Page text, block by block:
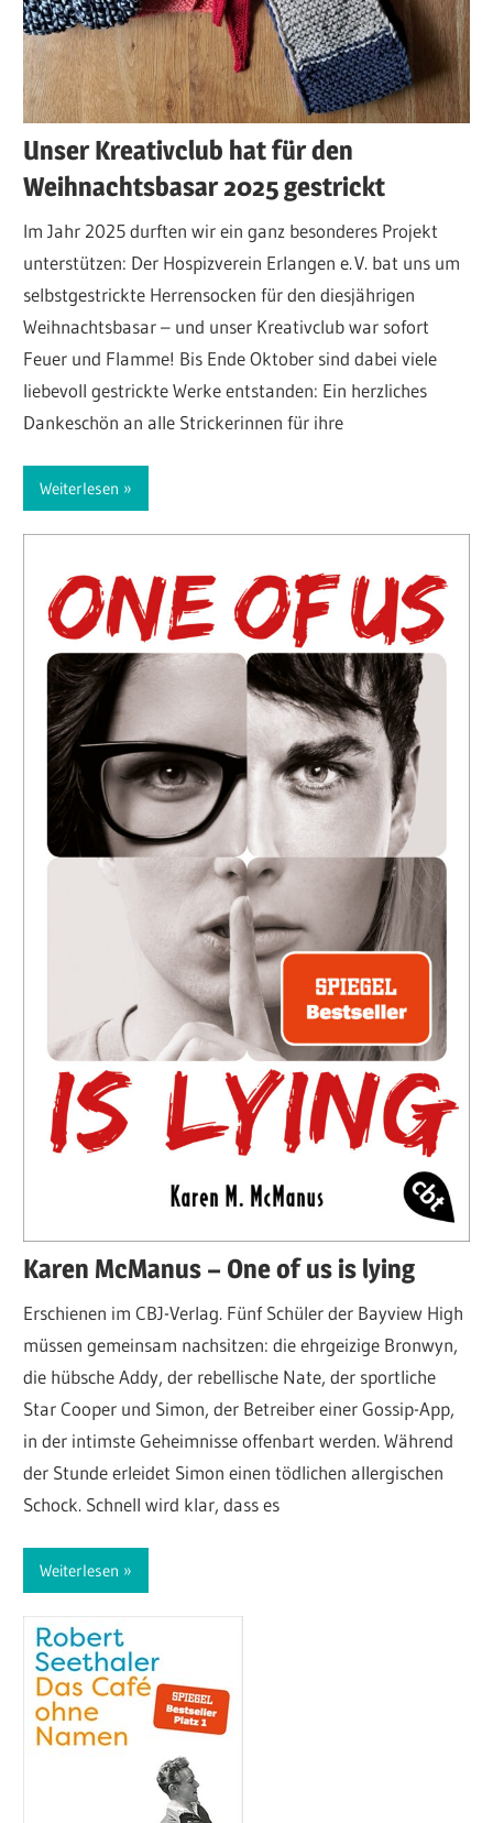
Unser Kreativclub hat für den
Weihnachtsbasar 2025 gestrickt
Im Jahr 2025 durften wir ein ganz besonderes Projekt
unterstützen: Der Hospizverein Erlangen e. V. bat uns um
selbstgestrickte Herrensocken für den diesjährigen
Weihnachtsbasar – und unser Kreativclub war sofort
Feuer und Flamme! Bis Ende Oktober sind dabei viele
liebevoll gestrickte Werke entstanden: Ein herzliches
Dankeschön an alle Strickerinnen für ihre
Weiterlesen
Karen McManus – One of us is lying
Erschienen im CBJ-Verlag. Fünf Schüler der Bayview High
müssen gemeinsam nachsitzen: die ehrgeizige Bronwyn,
die hübsche Addy, der rebellische Nate, der sportliche
Star Cooper und Simon, der Betreiber einer Gossip-App,
in der intimste Geheimnisse offenbart werden. Während
der Stunde erleidet Simon einen tödlichen allergischen
Schock. Schnell wird klar, dass es
Weiterlesen